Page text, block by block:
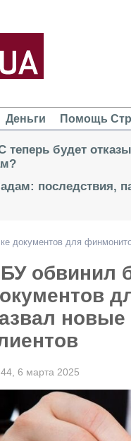
Деньги Помощь
будет
последствия,
документов для
обвинил
новые
6 марта 2025